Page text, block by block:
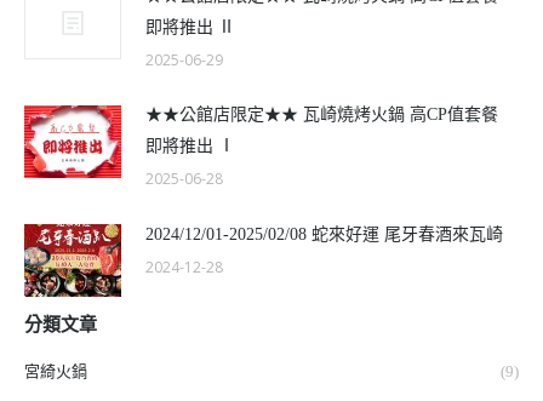
即將推出 Ⅱ
2025-06-29
★★公館店限定★★ 瓦崎燒烤火鍋 高CP值套餐
即將推出 Ⅰ
2025-06-28
2024/12/01-2025/02/08 蛇來好運 尾牙春酒來瓦崎
2024-12-28
分類文章
宮綺火鍋 (9)